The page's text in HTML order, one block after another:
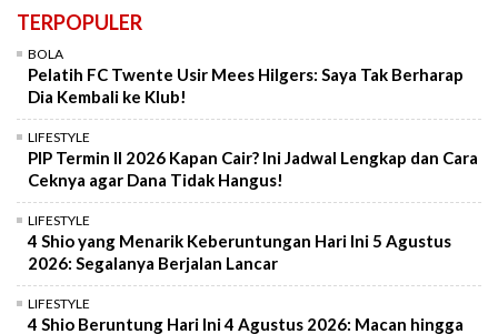
TERPOPULER
BOLA
Pelatih FC Twente Usir Mees Hilgers: Saya Tak Berharap
Dia Kembali ke Klub!
LIFESTYLE
PIP Termin II 2026 Kapan Cair? Ini Jadwal Lengkap dan Cara
Ceknya agar Dana Tidak Hangus!
LIFESTYLE
4 Shio yang Menarik Keberuntungan Hari Ini 5 Agustus
2026: Segalanya Berjalan Lancar
LIFESTYLE
4 Shio Beruntung Hari Ini 4 Agustus 2026: Macan hingga